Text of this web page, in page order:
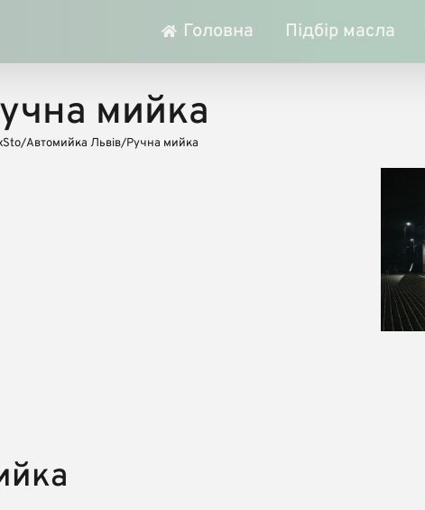
Головна Підбір масла
мийка
/Автомийка Львів/Ручна мийка